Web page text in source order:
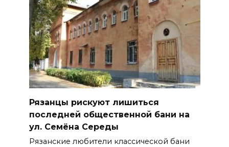
Рязанцы рискуют лишиться
последней общественной бани на
ул. Семёна Середы
Рязанские любители классической бани